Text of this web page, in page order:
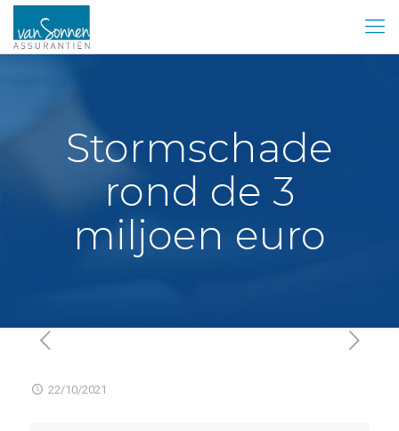
Stormschade
rond de 3
miljoen euro
22/10/2021